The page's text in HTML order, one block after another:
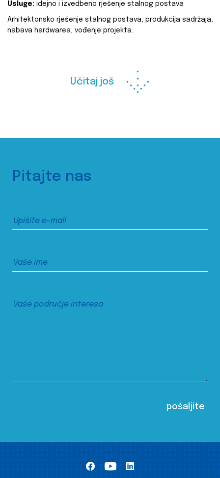
Usluge: idejno i izvedbeno rješenje stalnog postava
Arhitektonsko rješenje stalnog postava, produkcija sadržaja,
nabava hardwarea, vođenje projekta.
Učitaj još
Pitajte nas